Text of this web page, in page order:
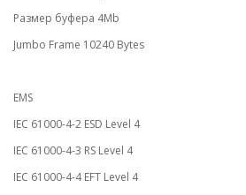
Размер буфера 4Mb
Jumbo Frame 10240 Bytes
EMS
IEC 61000-4-2 ESD Level 4
IEC 61000-4-3 RS Level 4
IEC 61000-4-4 EFT Level 4